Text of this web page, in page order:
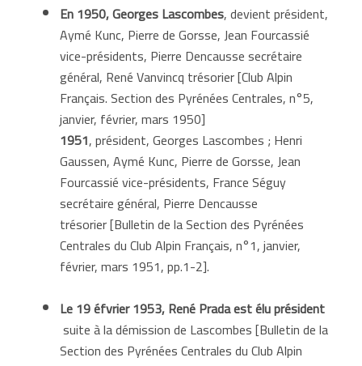
En 1950, Georges Lascombes, devient président,
Aymé Kunc, Pierre de Gorsse, Jean Fourcassié
vice-présidents, Pierre Dencausse secrétaire
général, René Vanvincq trésorier [Club Alpin
Français. Section des Pyrénées Centrales, n°5,
janvier, février, mars 1950]
1951, président, Georges Lascombes ; Henri
Gaussen, Aymé Kunc, Pierre de Gorsse, Jean
Fourcassié vice-présidents, France Séguy
secrétaire général, Pierre Dencausse
trésorier [Bulletin de la Section des Pyrénées
Centrales du Club Alpin Français, n°1, janvier,
février, mars 1951, pp.1-2].
Le 19 éfvrier 1953, René Prada est élu président
suite à la démission de Lascombes [Bulletin de la
Section des Pyrénées Centrales du Club Alpin